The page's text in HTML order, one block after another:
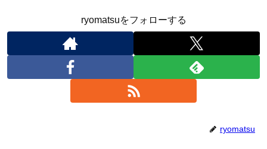
ryomatsuをフォローする
ryomatsu